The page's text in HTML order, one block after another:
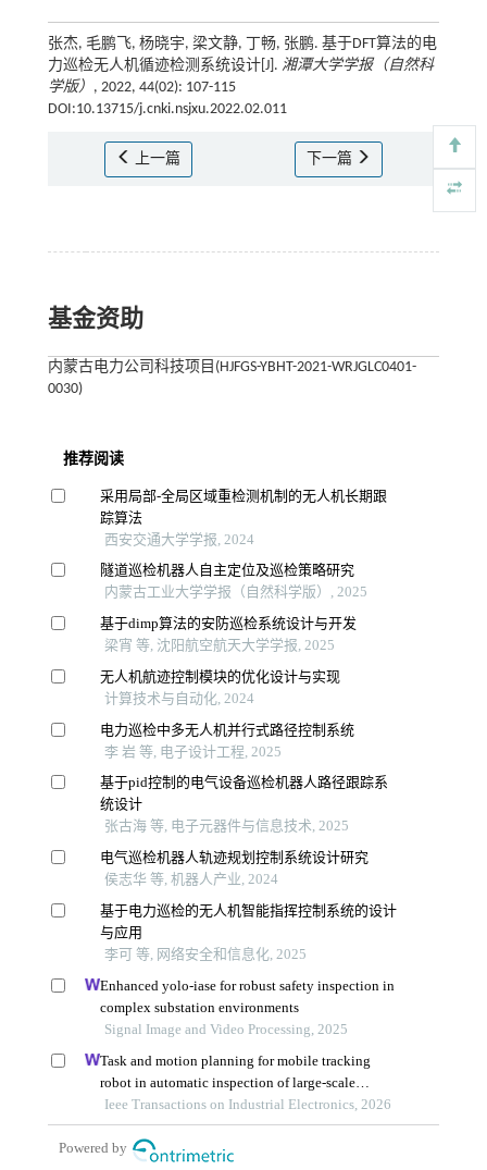
张杰, 毛鹏飞, 杨晓宇, 梁文静, 丁畅, 张鹏. 基于DFT算法的电
力巡检无人机循迹检测系统设计[J]. 湘潭大学学报（自然科
学版） , 2022, 44(02): 107-115
DOI:10.13715/j.cnki.nsjxu.2022.02.011
上一篇 下一篇
基金资助
内蒙古电力公司科技项目(HJFGS-YBHT-2021-WRJGLC0401-
0030)